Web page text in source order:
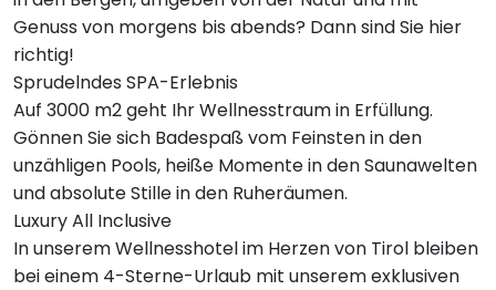
Genuss von morgens bis abends? Dann sind Sie hier
richtig!
Sprudelndes SPA-Erlebnis
Auf 3000 m2 geht Ihr Wellnesstraum in Erfüllung.
Gönnen Sie sich Badespaß vom Feinsten in den
unzähligen Pools, heiße Momente in den Saunawelten
und absolute Stille in den Ruheräumen.
Luxury All Inclusive
In unserem Wellnesshotel im Herzen von Tirol bleiben
bei einem 4-Sterne-Urlaub mit unserem exklusiven